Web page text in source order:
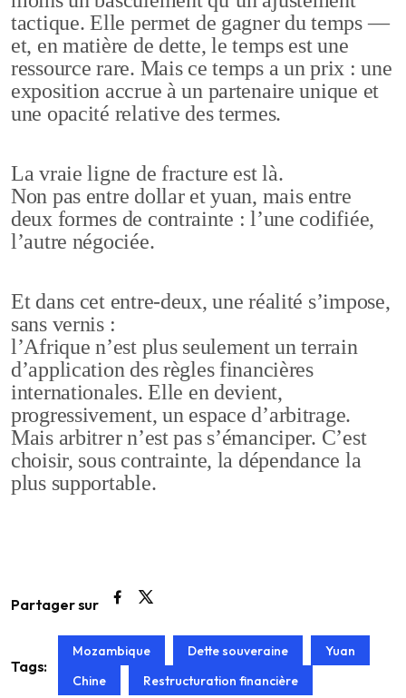
tactique. Elle permet de gagner du temps —
et, en matière de dette, le temps est une
ressource rare. Mais ce temps a un prix : une
exposition accrue à un partenaire unique et
une opacité relative des termes.
La vraie ligne de fracture est là.
Non pas entre dollar et yuan, mais entre
deux formes de contrainte : l’une codifiée,
l’autre négociée.
Et dans cet entre-deux, une réalité s’impose,
sans vernis :
l’Afrique n’est plus seulement un terrain
d’application des règles financières
internationales. Elle en devient,
progressivement, un espace d’arbitrage.
Mais arbitrer n’est pas s’émanciper. C’est
choisir, sous contrainte, la dépendance la
plus supportable.
Partager sur
Tags:
Mozambique Dette souveraine
Yuan
Chine
Restructuration financière